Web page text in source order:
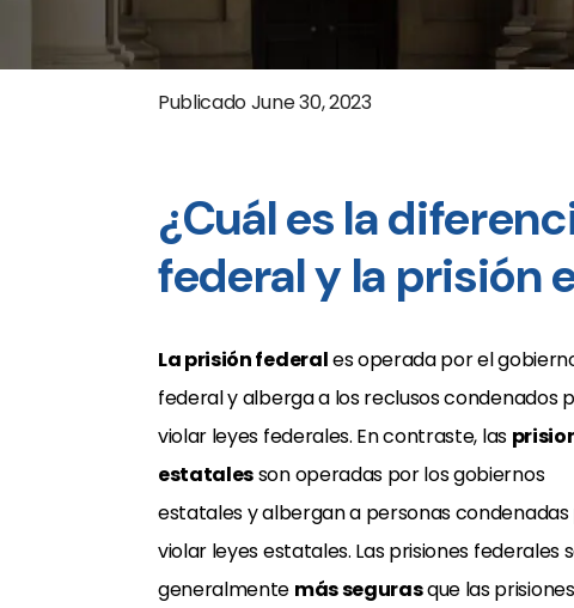
PublicadoJune 30, 2023
¿Cuál es la
federal y la prisión
La prisión federales operada por el
federal y alberga a los reclusos condenados
violar leyes federales. En contraste, las
estatalesson operadas por los gobiernos
estatales y albergan a personas
violar leyes estatales. Las prisiones federales
generalmente más segurasque las prisiones